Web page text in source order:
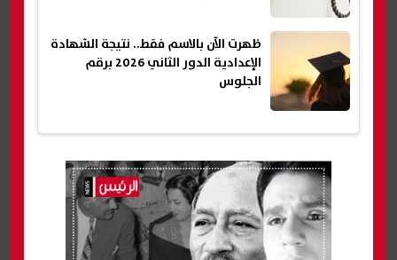
ظهرت الآن بالاسم فقط.. نتيجة الشهادة
الإعدادية الدور الثاني 2026 برقم
الجلوس